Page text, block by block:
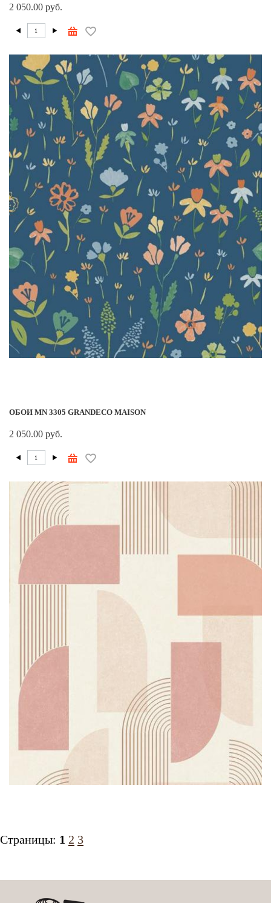
2 050.00 руб.
ОБОИ MN 3305 GRANDECO MAISON
2 050.00 руб.
Страницы: 1 2 3